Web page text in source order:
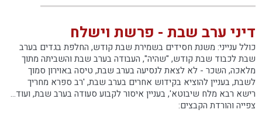
דיני ערב שבת - פרשת וישלח
כולל ענייני: משנת חסידים בשמירת שבת קודש, החלפת בגדים בערב
שבת לכבוד שבת קודש, "שהיה", העבודה בערב שבת והשביתה מתוך
מלאכה, השכר - לא לצאת לנסיעה בערב שבת, טיסה באוירון סמוך
לשבת, בעניין להוציא בקידוש אחרים בערב שבת, 'רב ספרא מחריך
רישא רבא מלח שיבוטא', בעניין איסור לקבוע סעודה בערב שבת, ועוד...
צפייה והורדת הקבצים: